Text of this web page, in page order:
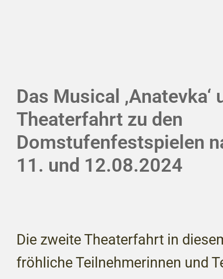
Das Musical ‚Anatevka‘
Theaterfahrt zu den
Domstufenfestspielen
11. und 12.08.2024
Die zweite Theaterfahrt in
fröhliche Teilnehmerinnen und